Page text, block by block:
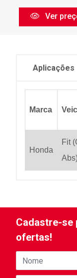
Ver
Aplicações
Marca
Honda
Fit
Cadastre-se
ofertas!